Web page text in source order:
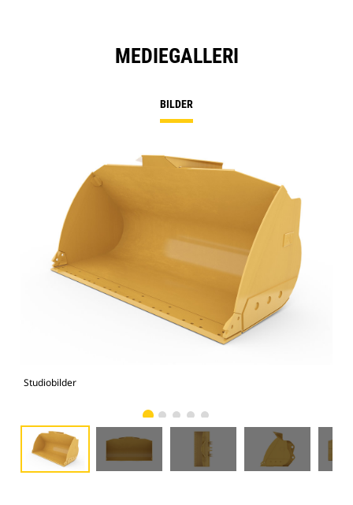
MEDIEGALLERI
BILDER
Studiobilder